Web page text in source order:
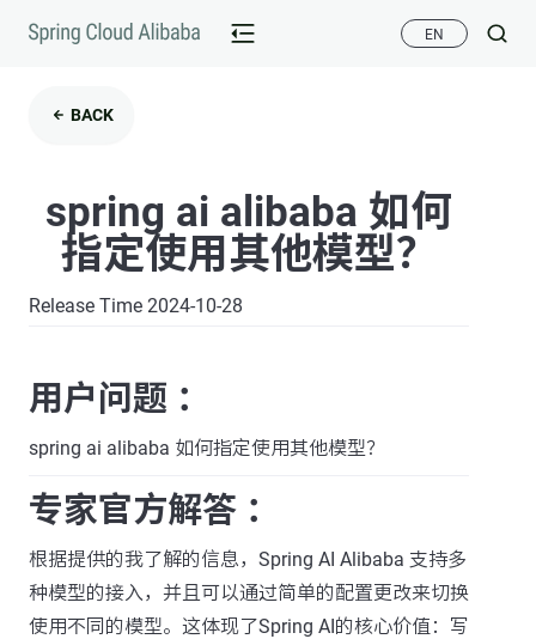
EN
BACK
spring ai alibaba 如何
指定使用其他模型？
Release Time 2024-10-28
用户问题 ：
spring ai alibaba 如何指定使用其他模型？
专家官方解答 ：
根据提供的我了解的信息，Spring AI Alibaba 支持多
种模型的接入，并且可以通过简单的配置更改来切换
使用不同的模型。这体现了Spring AI的核心价值：写